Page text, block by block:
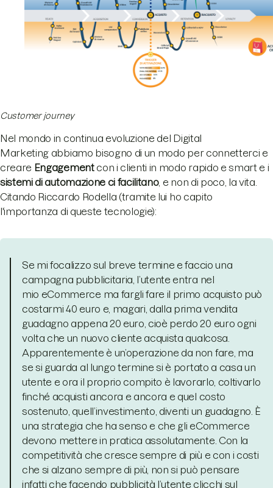
Customer journey
Nel mondo in continua evoluzione del Digital
Marketing abbiamo bisogno di un modo per connetterci e
creare Engagementcon i clienti in modo rapido e smart e i
sistemi di automazione ci facilitano, e non di poco, la vita.
Citando Riccardo Rodella (tramite lui ho capito
l'importanza di queste tecnologie):
Se mi focalizzo sul breve termine e faccio una
campagna pubblicitaria, l’utente entra nel
mio eCommerce ma fargli fare il primo acquisto può
costarmi 40 euro e, magari, dalla prima vendita
guadagno appena 20 euro, cioè perdo 20 euro ogni
volta che un nuovo cliente acquista qualcosa.
Apparentemente è un’operazione da non fare, ma
se si guarda al lungo termine si è portato a casa un
utente e ora il proprio compito è lavorarlo, coltivarlo
finché acquisti ancora e ancora e quel costo
sostenuto, quell’investimento, diventi un guadagno. È
una strategia che ha senso e che gli eCommerce
devono mettere in pratica assolutamente. Con la
competitività che cresce sempre di più e con i costi
che si alzano sempre di più, non si può pensare
infatti che facendo pubblicità l’utente clicchi sul